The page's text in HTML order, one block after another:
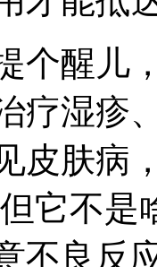
个醒儿
疗湿疹
皮肤病
它不是
不良反